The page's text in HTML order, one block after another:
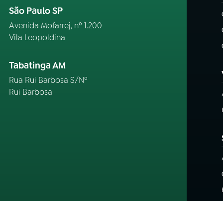
São Paulo SP
Avenida Mofarrej, nº 1.200
Vila Leopoldina
Tabatinga AM
Rua Rui Barbosa S/Nº
Rui Barbosa